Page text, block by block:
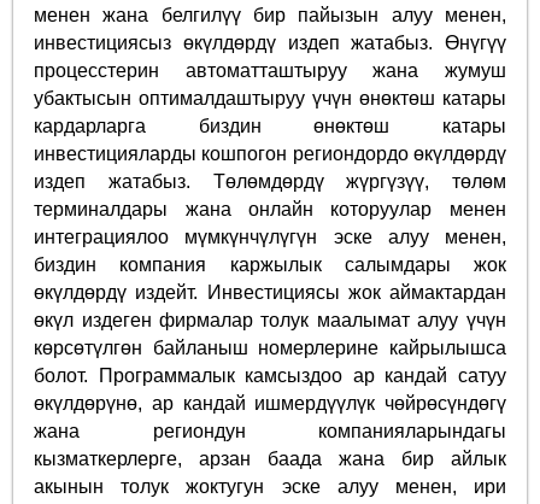
менен жана белгилүү бир пайызын алуу менен,
инвестициясыз өкүлдөрдү издеп жатабыз. Өнүгүү
процесстерин автоматташтыруу жана жумуш
убактысын оптималдаштыруу үчүн өнөктөш катары
кардарларга биздин өнөктөш катары
инвестицияларды кошпогон региондордо өкүлдөрдү
издеп жатабыз. Төлөмдөрдү жүргүзүү, төлөм
терминалдары жана онлайн которуулар менен
интеграциялоо мүмкүнчүлүгүн эске алуу менен,
биздин компания каржылык салымдары жок
өкүлдөрдү издейт. Инвестициясы жок аймактардан
өкүл издеген фирмалар толук маалымат алуу үчүн
көрсөтүлгөн байланыш номерлерине кайрылышса
болот. Программалык камсыздоо ар кандай сатуу
өкүлдөрүнө, ар кандай ишмердүүлүк чөйрөсүндөгү
жана региондун компанияларындагы
кызматкерлерге, арзан баада жана бир айлык
акынын толук жоктугун эске алуу менен, ири